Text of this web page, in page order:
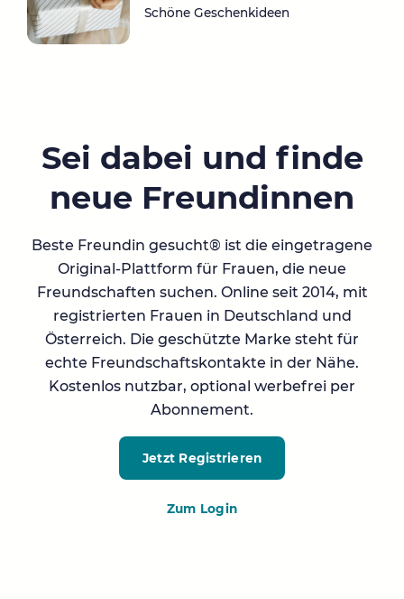
Schöne Geschenkideen
Sei dabei und finde
neue Freundinnen
Beste Freundin gesucht® ist die eingetragene
Original-Plattform für Frauen, die neue
Freundschaften suchen. Online seit 2014, mit
registrierten Frauen in Deutschland und
Österreich. Die geschützte Marke steht für
echte Freundschaftskontakte in der Nähe.
Kostenlos nutzbar, optional werbefrei per
Abonnement.
Jetzt Registrieren
Zum Login